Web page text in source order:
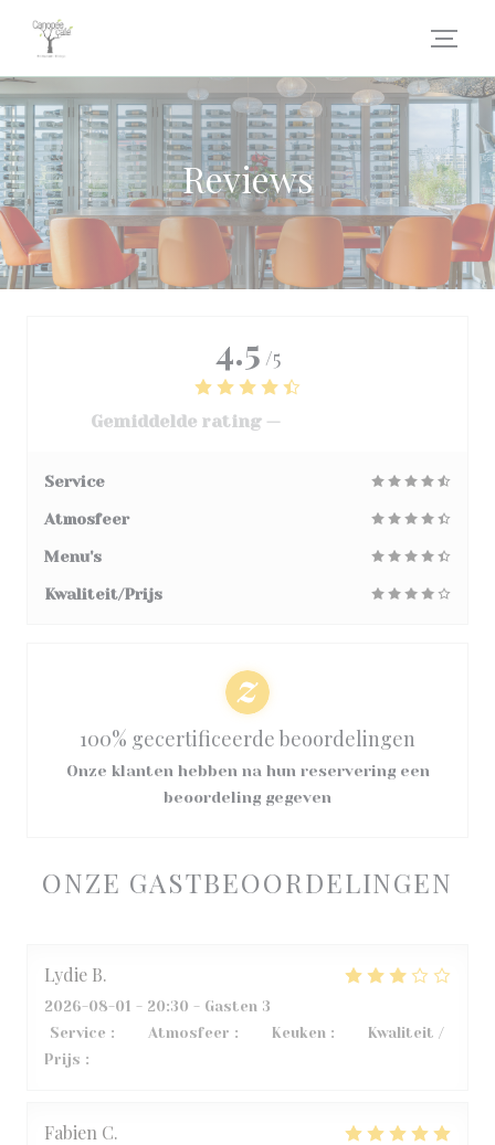
Reviews
ONZE GASTBEOORDELINGEN
Lydie B
2026-08-01 - 20:30 - Gasten 3
Service : Atmosfeer : Keuken :
Kwaliteit /
Prijs :
Fabien C
4.5 /5
Gemiddelde rating —
Service
Atmosfeer
Menu's
Kwaliteit/Prijs
100% gecertificeerde beoordelingen
Onze klanten hebben na hun reservering een
beoordeling gegeven